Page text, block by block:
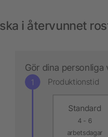
i återvunnet
Gör dina personliga
Produktionstid
Standard
4 - 6
arbetsdagar